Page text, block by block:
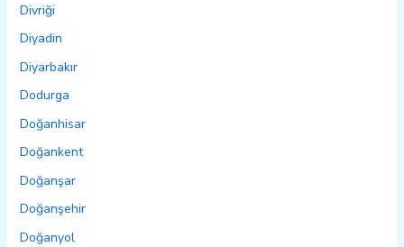
Divriği
Diyadin
Diyarbakır
Dodurga
Doğanhisar
Doğankent
Doğanşar
Doğanşehir
Doğanyol